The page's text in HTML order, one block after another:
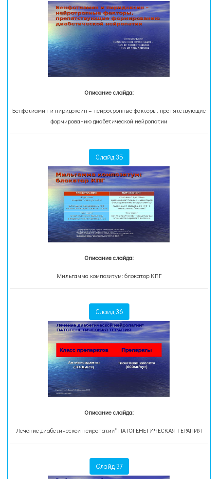
Описание слайда:
Бенфотиамин и пиридоксин – нейротропные факторы, препятствующие
формированию диабетической нейропатии
Слайд 35
Описание слайда:
Мильгамма композитум: блокатор КПГ
Слайд 36
Описание слайда:
Лечение диабетической нейропатии* ПАТОГЕНЕТИЧЕСКАЯ ТЕРАПИЯ
Слайд 37